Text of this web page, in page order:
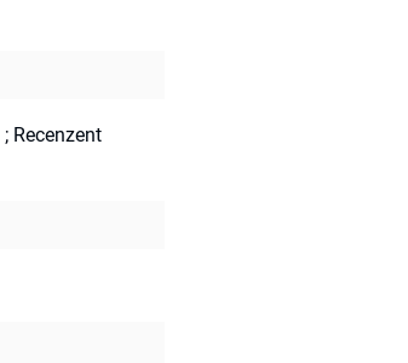
; Recenzent